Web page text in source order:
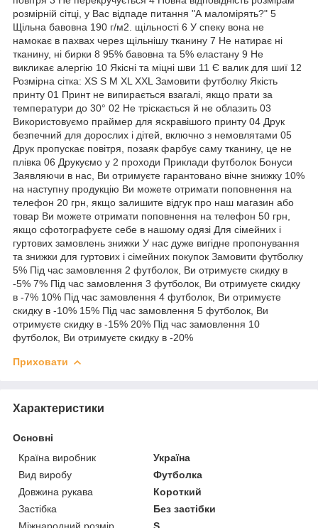
розмірній сітці, у Вас відпаде питання "А маломірять?" 5
Щільна бавовна 190 г/м2. щільності 6 У спеку вона не
намокає в пахвах через щільнішу тканину 7 Не натирає ні
тканину, ні бирки 8 95% бавовна та 5% еластану 9 Не
викликає алергію 10 Якісні та міцні шви 11 Є валик для шиї 12
Розмірна сітка: XS S M XL XXL Замовити футболку Якість
принту 01 Принт не випирається взагалі, якщо прати за
температури до 30° 02 Не тріскається й не облазить 03
Використовуємо праймер для яскравішого принту 04 Друк
безпечний для дорослих і дітей, включно з немовлятами 05
Друк пропускає повітря, позаяк фарбує саму тканину, це не
плівка 06 Друкуємо у 2 проходи Приклади футболок Бонуси
Заявляючи в нас, Ви отримуєте гарантовано вічне знижку 10%
на наступну продукцію Ви можете отримати поповнення на
телефон 20 грн, якщо залишите відгук про наш магазин або
товар Ви можете отримати поповнення на телефон 50 грн,
якщо сфотографуєте себе в нашому одязі Для сімейних і
гуртових замовлень знижки У нас дуже вигідне пропонування
та знижки для гуртових і сімейних покупок Замовити футболку
5% Під час замовлення 2 футболок, Ви отримуєте скидку в
-5% 7% Під час замовлення 3 футболок, Ви отримуєте скидку
в -7% 10% Під час замовлення 4 футболок, Ви отримуєте
скидку в -10% 15% Під час замовлення 5 футболок, Ви
отримуєте скидку в -15% 20% Під час замовлення 10
футболок, Ви отримуєте скидку в -20%
Приховати
Характеристики
Основні
Країна виробник
Україна
Вид виробу
Футболка
Довжина рукава
Короткий
Застібка
Без застібки
Міжнародний розмір
S